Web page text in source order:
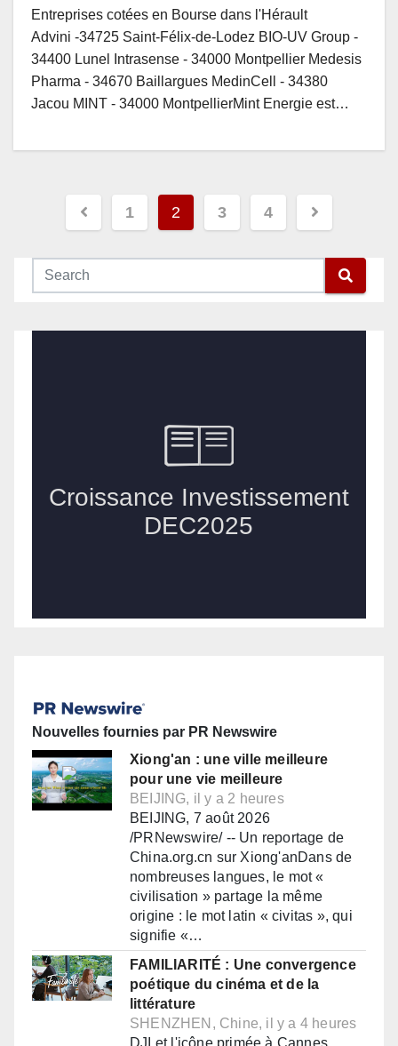
Entreprises cotées en Bourse dans l'Hérault
Advini -34725 Saint-Félix-de-Lodez BIO-UV Group -
34400 Lunel Intrasense - 34000 Montpellier Medesis
Pharma - 34670 Baillargues MedinCell - 34380
Jacou MINT - 34000 MontpellierMint Energie est…
Pagination
des
publications
1 2 3 4
Nouvelles fournies par PR Newswire
Xiong'an : une ville meilleure
pour une vie meilleure
BEIJING, il y a 2 heures
BEIJING, 7 août 2026
/PRNewswire/ -- Un reportage de
China.org.cn sur Xiong'anDans de
nombreuses langues, le mot «
civilisation » partage la même
origine : le mot latin « civitas », qui
signifie «…
FAMILIARITÉ : Une convergence
poétique du cinéma et de la
littérature
SHENZHEN, Chine, il y a 4 heures